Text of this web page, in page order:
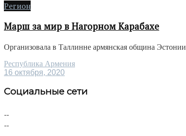
Регион
Марш за мир в Нагорном Карабахе
Организовала в Таллинне армянская община Эстонии
Республика Армения
16 октября, 2020
Социальные сети